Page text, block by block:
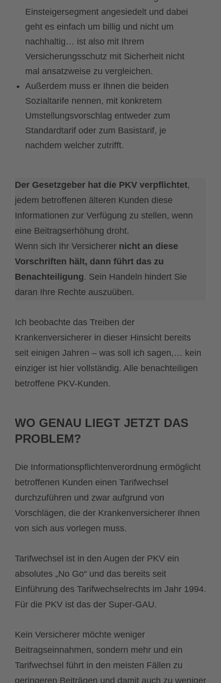
Einsteigersegment angesiedelt und dabei
geht es einfach um billig und nicht um
nachhaltig… ist also mit Ihrem
Versicherungsschutz mit Sicherheit nicht
mal ansatzweise zu vergleichen.
Außerdem muss er Ihnen die beiden
Sozialtarife nennen, mit konkretem
Umstellungsvorschlag entweder zum
Standardtarif oder zum Basistarif, je
nachdem welcher zutrifft.
Der Gesetzgeber hat die PKV verpflichtet,
jedem betroffenen älteren Kunden diese
Informationen zur Verfügung zu stellen, wenn
eine Beitragserhöhung droht.
Wenn sich Ihr Versicherer nicht an diese
Vorschriften hält, dann führt das zu
Benachteiligung. Sein Handeln hindert Sie
daran Ihre Rechte auszuüben.
Ich beobachte das Treiben der
Krankenversicherer in dieser Hinsicht bereits
seit einigen Jahren – was soll ich sagen,… kein
einziger ist hier vollständig. Alle benachteiligen
betroffene PKV-Kunden.
WO GENAU LIEGT JETZT DAS
PROBLEM?
Die Informationspflichtenverordnung ermöglicht
betroffenen Kunden einen Tarifwechsel
durchzuführen und zwar aufgrund von
Vorschlägen, die der Krankenversicherer Ihnen
von sich aus vorlegen muss.
Tarifwechsel ist in den Augen der PKV ein
absolutes „No Go“ und das bereits seit
Einführung des Tarifwechselrechts im Jahr 1994.
Für die PKV ist das der Super-GAU.
Kein Versicherer möchte weniger
Beitragseinnahmen, sondern mehr und ein
Tarifwechsel führt in den meisten Fällen zu
geringeren Beiträgen und damit auch zu weniger